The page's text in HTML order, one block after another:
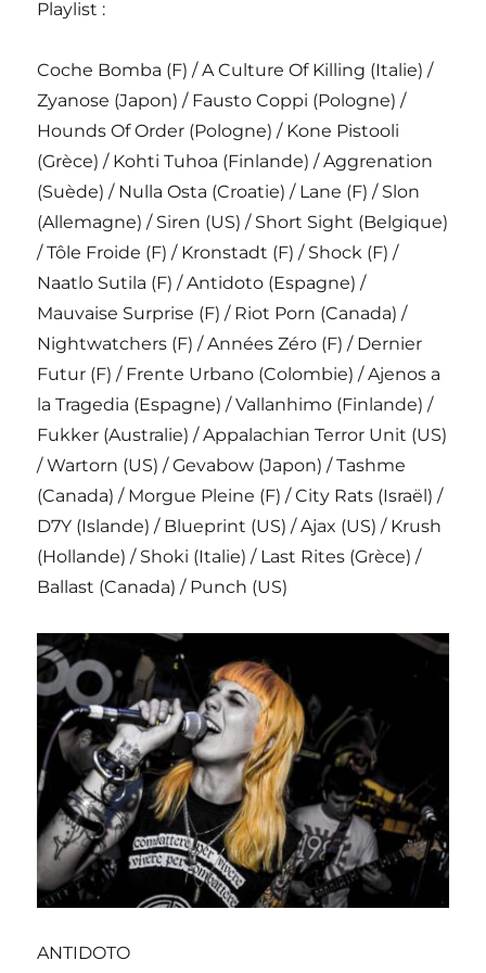
Playlist :
Coche Bomba (F) / A Culture Of Killing (Italie) /
Zyanose (Japon) / Fausto Coppi (Pologne) /
Hounds Of Order (Pologne) / Kone Pistooli
(Grèce) / Kohti Tuhoa (Finlande) / Aggrenation
(Suède) / Nulla Osta (Croatie) / Lane (F) / Slon
(Allemagne) / Siren (US) / Short Sight (Belgique)
/ Tôle Froide (F) / Kronstadt (F) / Shock (F) /
Naatlo Sutila (F) / Antidoto (Espagne) /
Mauvaise Surprise (F) / Riot Porn (Canada) /
Nightwatchers (F) / Années Zéro (F) / Dernier
Futur (F) / Frente Urbano (Colombie) / Ajenos a
la Tragedia (Espagne) / Vallanhimo (Finlande) /
Fukker (Australie) / Appalachian Terror Unit (US)
/ Wartorn (US) / Gevabow (Japon) / Tashme
(Canada) / Morgue Pleine (F) / City Rats (Israël) /
D7Y (Islande) / Blueprint (US) / Ajax (US) / Krush
(Hollande) / Shoki (Italie) / Last Rites (Grèce) /
Ballast (Canada) / Punch (US)
ANTIDOTO